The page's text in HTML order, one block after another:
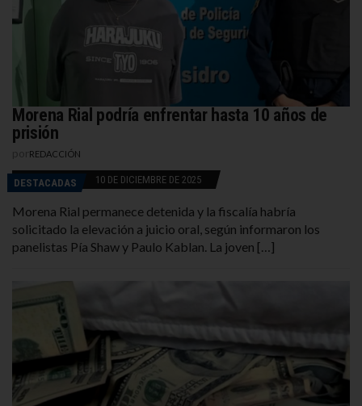
Morena Rial podría enfrentar hasta 10 años de
prisión
REDACCIÓN
DESTACADAS 10 DE DICIEMBRE DE 2025
Morena Rial permanece detenida y la fiscalía habría
solicitado la elevación a juicio oral, según informaron los
panelistas Pía Shaw y Paulo Kablan. La joven […]